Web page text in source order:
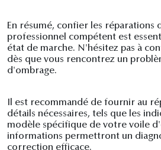
En résumé, confier les réparations
professionnel compétent est
état de marche. N'hésitez pas à
dès que vous rencontrez un
d'ombrage.
Il est recommandé de fournir au
détails nécessaires, tels que les
modèle spécifique de votre voile
informations permettront un
correction efficace.